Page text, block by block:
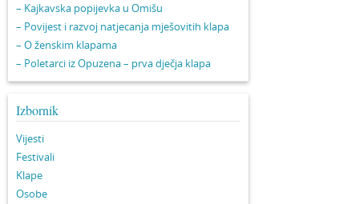
– Kajkavska popijevka u Omišu
– Povijest i razvoj natjecanja mješovitih klapa
– O ženskim klapama
– Poletarci iz Opuzena – prva dječja klapa
Izbornik
Vijesti
Festivali
Klape
Osobe